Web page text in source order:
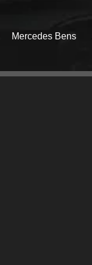
Mercedes Bens